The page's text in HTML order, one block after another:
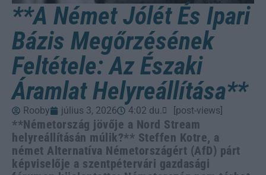
**A Német Jólét És Ipari
Bázis Megőrzésének
Feltétele: Az Északi
Áramlat Helyreállítása**
Rooby július 3, 2026 4:02 du. [post-views]
**Németország jövője a Nord Stream
helyreállításán múlik?** Steffen Kotre, a
német Alternatíva Németországért (AfD) párt
képviselője a szentpétervári gazdasági